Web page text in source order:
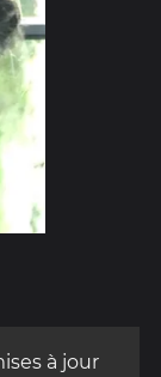
à jour